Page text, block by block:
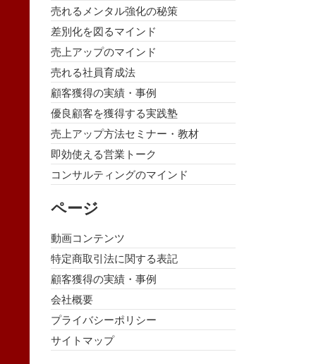
売れるメンタル強化の秘策
差別化を図るマインド
売上アップのマインド
売れる社員育成法
顧客獲得の実績・事例
優良顧客を獲得する実践塾
売上アップ方法セミナー・教材
即効使える営業トーク
コンサルティングのマインド
ページ
動画コンテンツ
特定商取引法に関する表記
顧客獲得の実績・事例
会社概要
プライバシーポリシー
サイトマップ